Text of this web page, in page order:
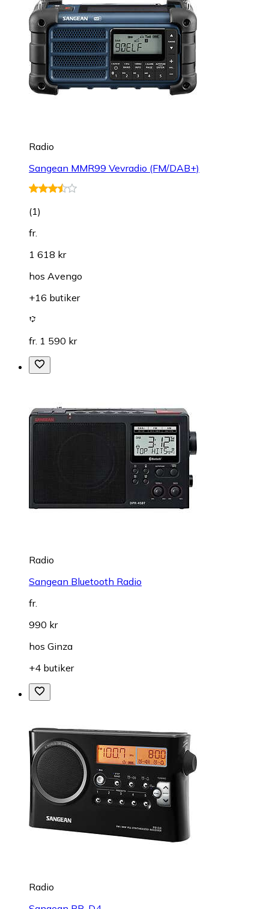
Radio
Sangean MMR99 Vevradio (FM/DAB+)
(1)
fr.
1 618 kr
hos Avengo
+16 butiker
fr. 1 590 kr
Radio
Sangean Bluetooth Radio
fr.
990 kr
hos Ginza
+4 butiker
Radio